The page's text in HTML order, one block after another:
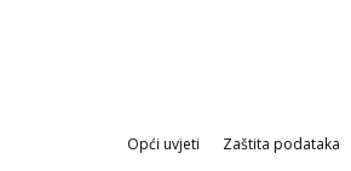
Opći uvjeti Zaštita podataka